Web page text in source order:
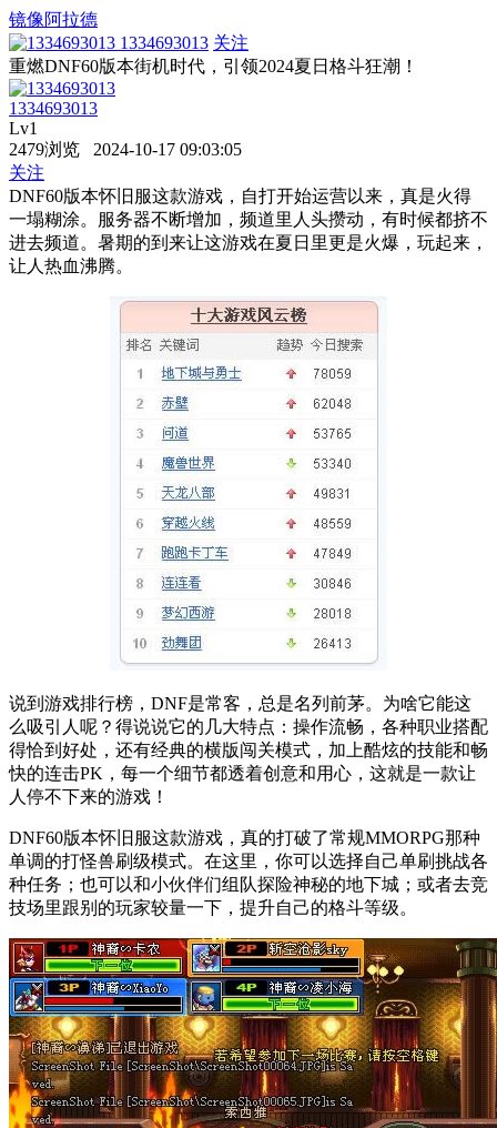
镜像阿拉德
1334693013 关注
重燃DNF60版本街机时代，引领2024夏日格斗狂潮！
1334693013
Lv1
2479浏览 2024-10-17 09:03:05
关注
DNF60版本怀旧服这款游戏，自打开始运营以来，真是火得
一塌糊涂。服务器不断增加，频道里人头攒动，有时候都挤不
进去频道。暑期的到来让这游戏在夏日里更是火爆，玩起来，
让人热血沸腾。
说到游戏排行榜，DNF是常客，总是名列前茅。为啥它能这
么吸引人呢？得说说它的几大特点：操作流畅，各种职业搭配
得恰到好处，还有经典的横版闯关模式，加上酷炫的技能和畅
快的连击PK，每一个细节都透着创意和用心，这就是一款让
人停不下来的游戏！
DNF60版本怀旧服这款游戏，真的打破了常规MMORPG那种
单调的打怪兽刷级模式。在这里，你可以选择自己单刷挑战各
种任务；也可以和小伙伴们组队探险神秘的地下城；或者去竞
技场里跟别的玩家较量一下，提升自己的格斗等级。